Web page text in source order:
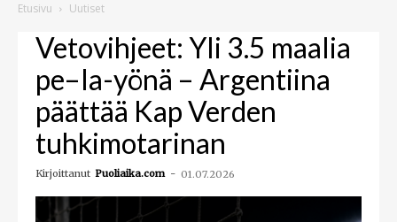
Etusivu Uutiset
Vetovihjeet: Yli 3.5 maalia
pe–la-yönä – Argentiina
päättää Kap Verden
tuhkimotarinan
Kirjoittanut Puoliaika.com - 01.07.2026